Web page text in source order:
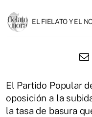
EL FIELATO Y EL
El Partido Popular
oposición a la
la tasa de basura